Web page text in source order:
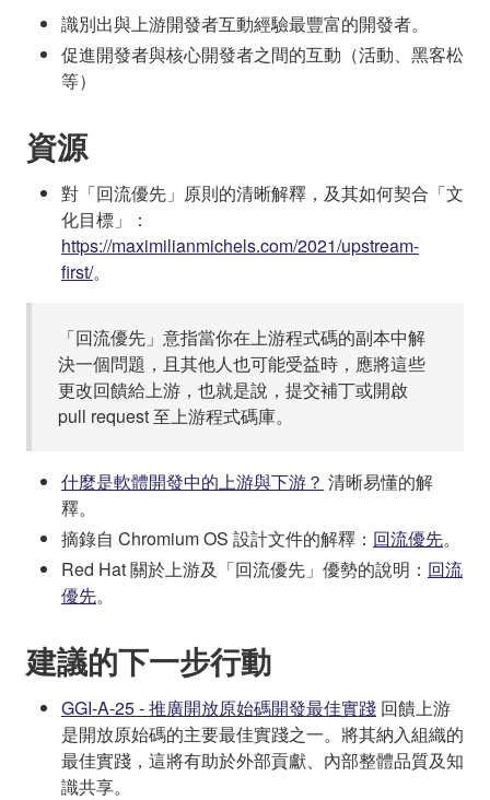
識別出與上游開發者互動經驗最豐富的開發者。
促進開發者與核心開發者之間的互動（活動、黑客松
等）
資源
對「回流優先」原則的清晰解釋，及其如何契合「文
化目標」：
https://maximilianmichels.com/2021/upstream-
first/。
「回流優先」意指當你在上游程式碼的副本中解
決一個問題，且其他人也可能受益時，應將這些
更改回饋給上游，也就是說，提交補丁或開啟
pull request 至上游程式碼庫。
什麼是軟體開發中的上游與下游？ 清晰易懂的解
釋。
摘錄自 Chromium OS 設計文件的解釋： 回流優先。
Red Hat 關於上游及「回流優先」優勢的說明： 回流
優先。
建議的下一步行動
GGI-A-25 - 推廣開放原始碼開發最佳實踐 回饋上游
是開放原始碼的主要最佳實踐之一。將其納入組織的
最佳實踐，這將有助於外部貢獻、內部整體品質及知
識共享。